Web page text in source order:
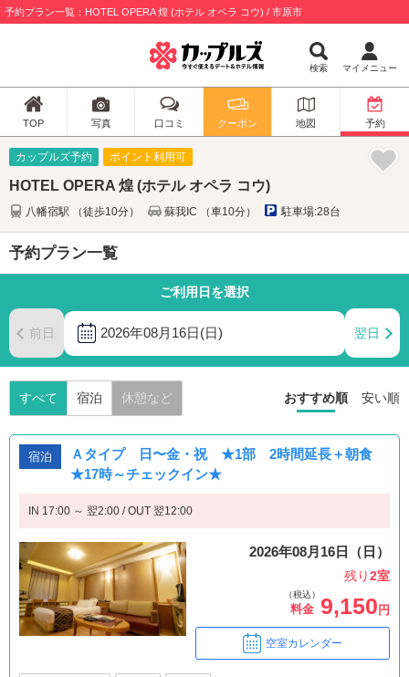
予約プラン一覧：HOTEL OPERA 煌 (ホテル オペラ コウ) / 市原市
検索 マイメニュー
TOP 写真 口コミ クーポン 地図 予約
カップルズ予約 ポイント利用可
HOTEL OPERA 煌 (ホテル オペラ コウ)
八幡宿駅 （徒歩10分） 蘇我IC （車10分） 駐車場:28台
予約プラン一覧
ご利用日を選択
前日 2026年08月16日(日) 翌日
すべて 宿泊 休憩など おすすめ順 安い順
宿泊
Ａタイプ 日〜金・祝 ★1部 2時間延長＋朝食
★17時～チェックイン★
IN 17:00 ～ 翌2:00 / OUT 翌12:00
2026年08月16日（日）
残り2室
（税込）
料金 9,150 円
空室カレンダー